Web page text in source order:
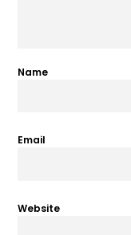
Name
Email
Website